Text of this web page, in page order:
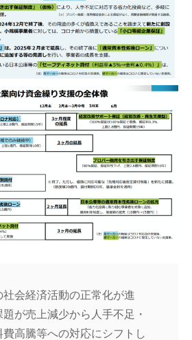
社会経済活動の正常化が進
が売上減少から人手不足・
高騰等への対応にシフトし